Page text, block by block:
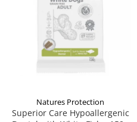
Natures Protection
Superior Care Hypoallergenic